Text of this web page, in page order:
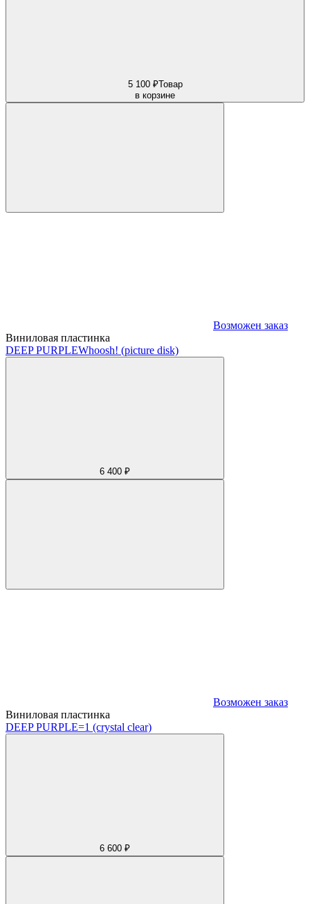
5 100 ₽Товар
в корзине
Возможен заказ
Виниловая пластинка
DEEP PURPLEWhoosh! (picture disk)
6 400 ₽
Возможен заказ
Виниловая пластинка
DEEP PURPLE=1 (crystal clear)
6 600 ₽